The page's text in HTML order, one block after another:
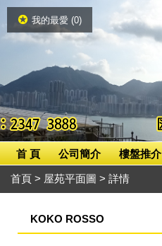
我的最愛 (0)
首 頁 公司簡介 樓盤推介
首頁 > 屋苑平面圖 > 詳情
KOKO ROSSO